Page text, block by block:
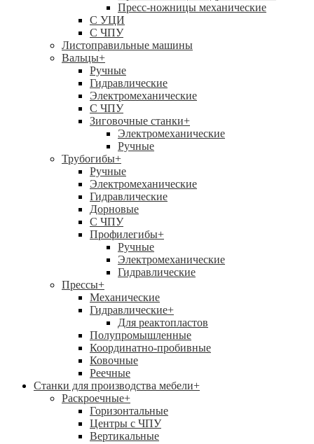
Пресс-ножницы механические
С УЦИ
С ЧПУ
Листоправильные машины
Вальцы+
Ручные
Гидравлические
Электромеханические
С ЧПУ
Зиговочные станки+
Электромеханические
Ручные
Трубогибы+
Ручные
Электромеханические
Гидравлические
Дорновые
С ЧПУ
Профилегибы+
Ручные
Электромеханические
Гидравлические
Прессы+
Механические
Гидравлические+
Для реактопластов
Полупромышленные
Координатно-пробивные
Ковочные
Реечные
Станки для производства мебели+
Раскроечные+
Горизонтальные
Центры с ЧПУ
Вертикальные